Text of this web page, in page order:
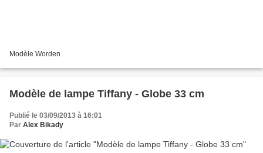
Modèle Worden
Modèle de lampe Tiffany - Globe 33 cm
Publié le 03/09/2013 à 16:01
Par Alex Bikady